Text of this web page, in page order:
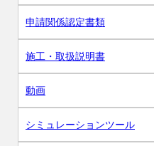
申請関係認定書類
施工・取扱説明書
動画
シミュレーションツール